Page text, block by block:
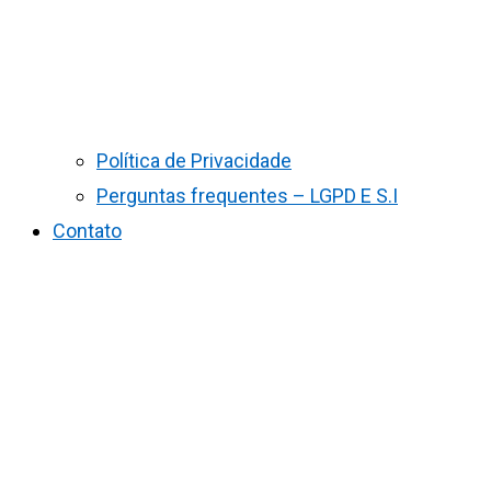
Política de Privacidade
Perguntas frequentes – LGPD E S.I
Contato